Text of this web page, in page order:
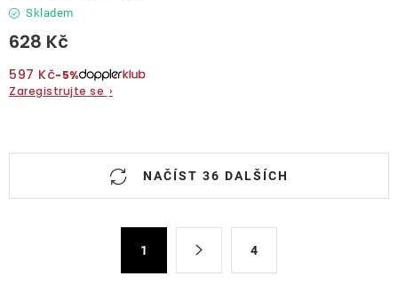
Skladem
628 Kč
597 Kč−5%
Zaregistrujte se ›
O
NAČÍST 36 DALŠÍCH
1 4